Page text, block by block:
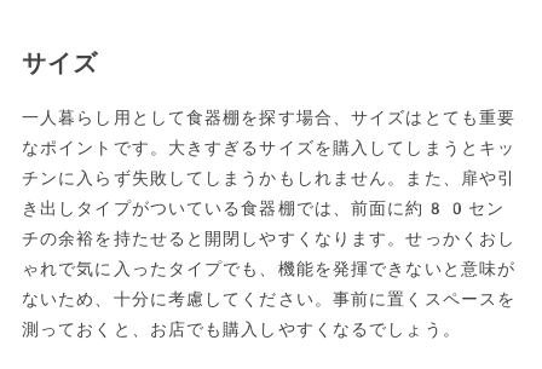
サイズ
一人暮らし用として食器棚を探す場合、サイズはとても重要
なポイントです。大きすぎるサイズを購入してしまうとキッ
チンに入らず失敗してしまうかもしれません。また、扉や引
き出しタイプがついている食器棚では、前面に約80セン
チの余裕を持たせると開閉しやすくなります。せっかくおし
ゃれで気に入ったタイプでも、機能を発揮できないと意味が
ないため、十分に考慮してください。事前に置くスペースを
測っておくと、お店でも購入しやすくなるでしょう。